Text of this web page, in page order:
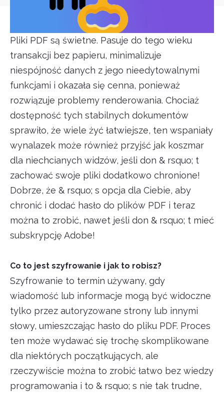
Pliki PDF są świetne. Pasuje do tego wieku
transakcji bez papieru, minimalizuje
niespójność danych z jego nieedytowalnymi
funkcjami i okazała się cenna, ponieważ
rozwiązuje problemy renderowania. Chociaż
dostępność tych stabilnych dokumentów
sprawiło, że wiele żyć łatwiejsze, ten wspaniały
wynalazek może również przyjść jak koszmar
dla niechcianych widzów, jeśli don & rsquo; t
zachować swoje pliki dodatkowo chronione!
Dobrze, że & rsquo; s opcja dla Ciebie, aby
chronić i dodać hasło do plików PDF i teraz
można to zrobić, nawet jeśli don & rsquo; t mieć
subskrypcję Adobe!
Co to jest szyfrowanie i jak to robisz?
Szyfrowanie to termin używany, gdy
wiadomość lub informacje mogą być widoczne
tylko przez autoryzowane strony lub innymi
słowy, umieszczając hasło do pliku PDF. Proces
ten może wydawać się trochę skomplikowane
dla niektórych początkujących, ale
rzeczywiście można to zrobić łatwo bez wiedzy
programowania i to & rsquo; s nie tak trudne,